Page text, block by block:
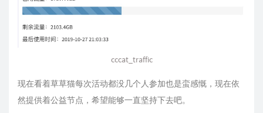
cccat_traffic
现在看着草草猫每次活动都没几个人参加也是蛮感慨，现在依
然提供着公益节点，希望能够一直坚持下去吧。